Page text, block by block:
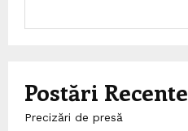
Postări Recente
Precizări de presă